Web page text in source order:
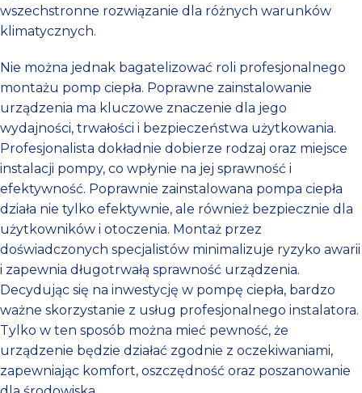
wszechstronne rozwiązanie dla różnych warunków
klimatycznych.
Nie można jednak bagatelizować roli profesjonalnego
montażu pomp ciepła. Poprawne zainstalowanie
urządzenia ma kluczowe znaczenie dla jego
wydajności, trwałości i bezpieczeństwa użytkowania.
Profesjonalista dokładnie dobierze rodzaj oraz miejsce
instalacji pompy, co wpłynie na jej sprawność i
efektywność. Poprawnie zainstalowana pompa ciepła
działa nie tylko efektywnie, ale również bezpiecznie dla
użytkowników i otoczenia. Montaż przez
doświadczonych specjalistów minimalizuje ryzyko awarii
i zapewnia długotrwałą sprawność urządzenia.
Decydując się na inwestycję w pompę ciepła, bardzo
ważne skorzystanie z usług profesjonalnego instalatora.
Tylko w ten sposób można mieć pewność, że
urządzenie będzie działać zgodnie z oczekiwaniami,
zapewniając komfort, oszczędność oraz poszanowanie